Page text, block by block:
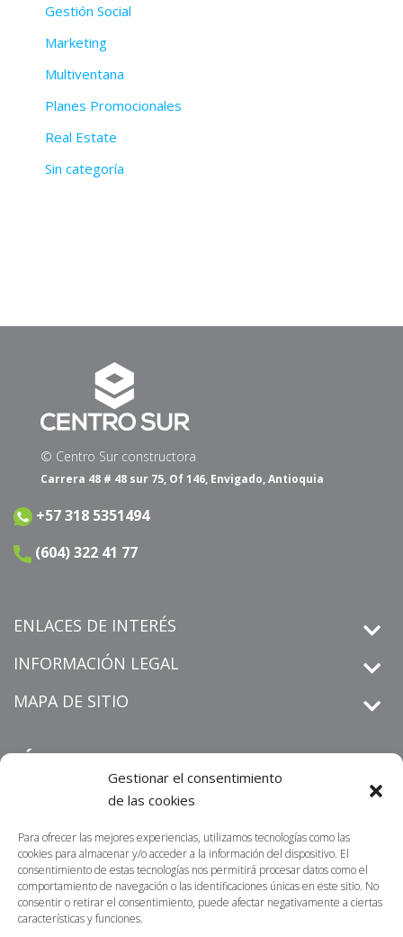
Gestionar el consentimiento
de las cookies
Para ofrecer las mejores experiencias, utilizamos tecnologías como las
cookies para almacenar y/o acceder a la información del dispositivo. El
consentimiento de estas tecnologías nos permitirá procesar datos como el
comportamiento de navegación o las identificaciones únicas en este sitio. No
consentir o retirar el consentimiento, puede afectar negativamente a ciertas
características y funciones.
Gestión Social
Marketing
Multiventana
Planes Promocionales
Real Estate
Sin categoría
© Centro Sur constructora
Carrera 48 # 48 sur 75, Of 146, Envigado, Antioquia
+57 318 5351494
(604) 322 41 77
ENLACES DE INTERÉS
INFORMACIÓN LEGAL
MAPA DE SITIO
SÍGUENOS
Informamos que losderechos de peticiónque sean
radicados por un medio distinto al establecido en nuestra sitio
webhttps://centrosur.co/clientes/,La dirección
electrónica o física para notificaciones judiciales no serán